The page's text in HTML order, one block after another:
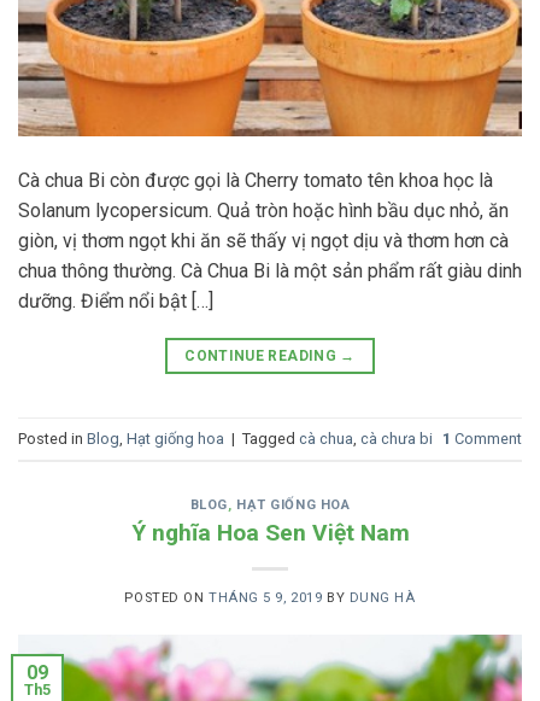
Cà chua Bi còn được gọi là Cherry tomato tên khoa học là
Solanum lycopersicum. Quả tròn hoặc hình bầu dục nhỏ, ăn
giòn, vị thơm ngọt khi ăn sẽ thấy vị ngọt dịu và thơm hơn cà
chua thông thường. Cà Chua Bi là một sản phẩm rất giàu dinh
dưỡng. Điểm nổi bật […]
CONTINUE READING →
Posted in Blog Hạt giống hoa | Tagged cà chua cà chưa bi 1 Comment
BLOG, HẠT GIỐNG HOA
Ý nghĩa Hoa Sen Việt Nam
POSTED ONTHÁNG 5 9, 2019 BY DUNG HÀ
09
Th5